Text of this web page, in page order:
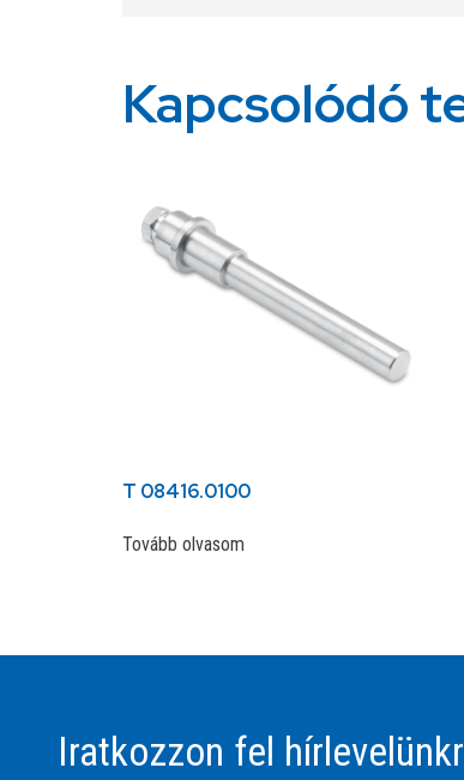
Kapcsolódó
T 08416.0100
Tovább olvasom
Iratkozzon fel